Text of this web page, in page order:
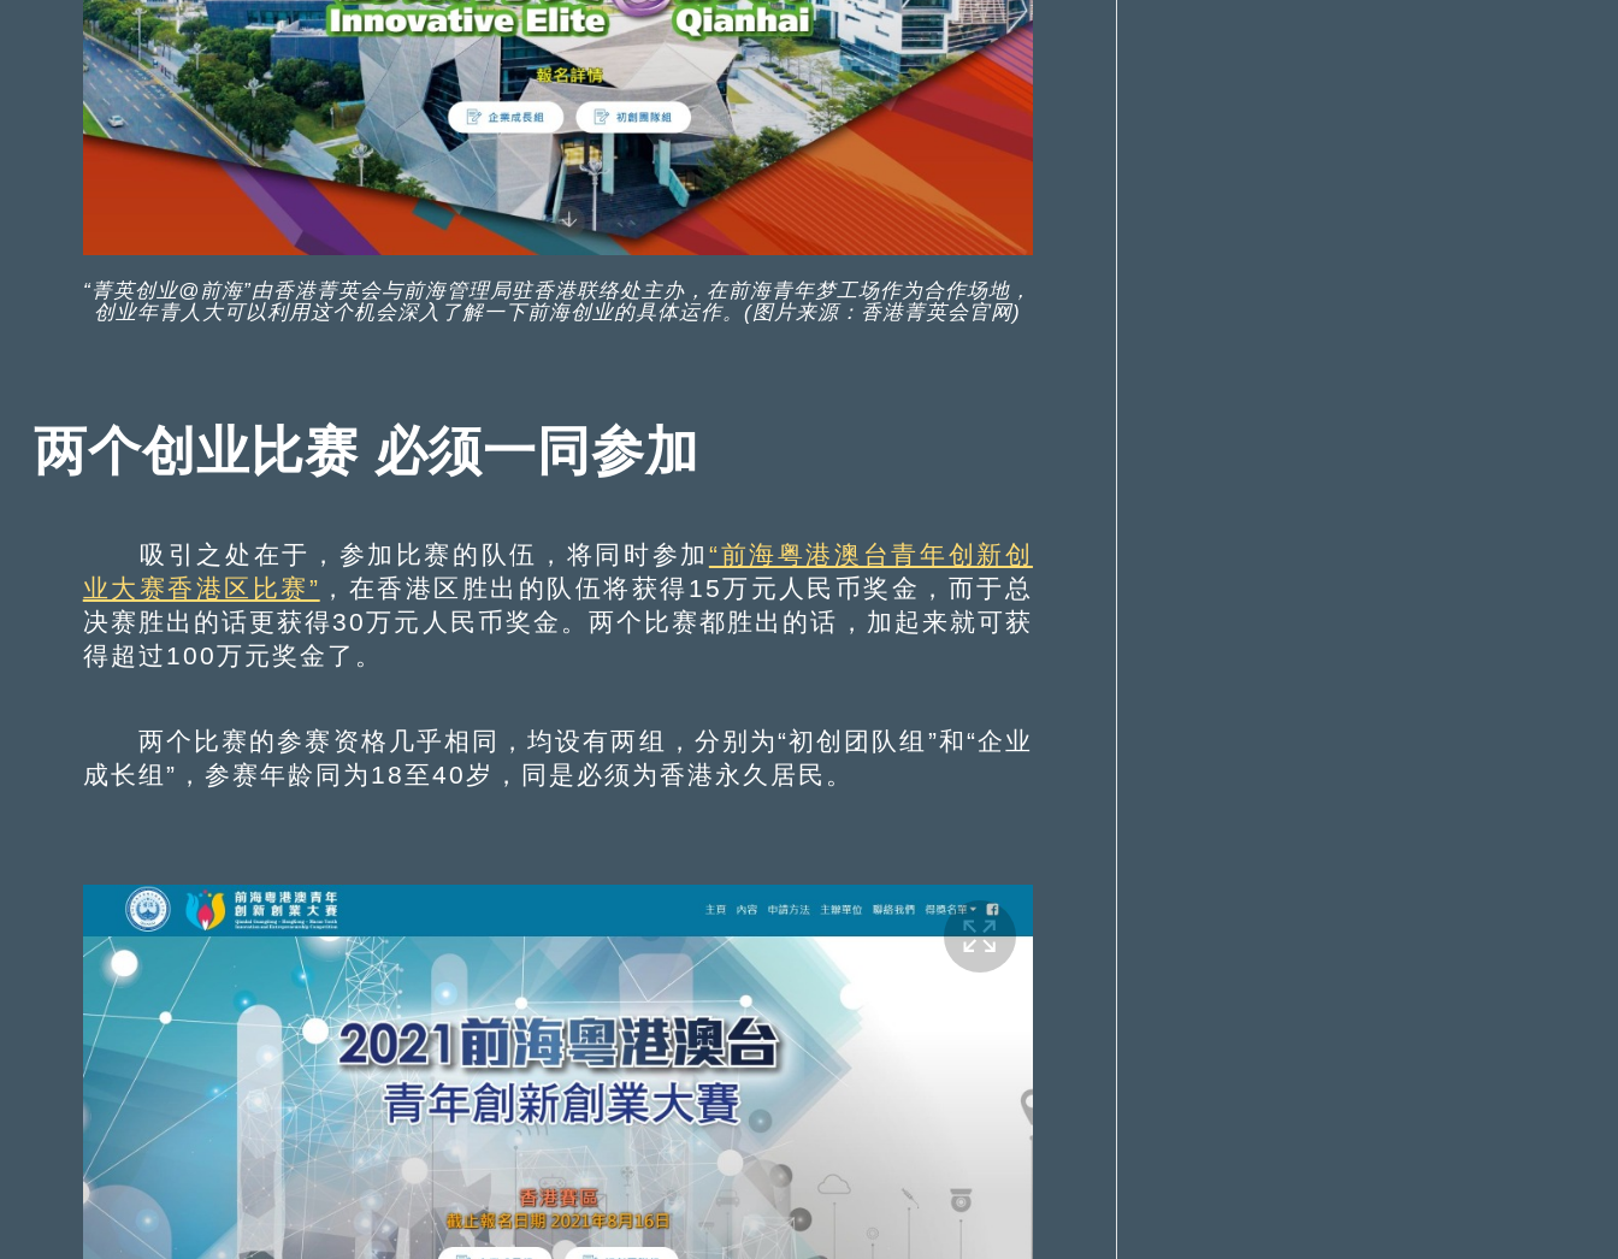
“菁英创业@前海”由香港菁英会与前海管理局驻香港联络处主办，在前海青年梦工场作为合作场地，
创业年青人大可以利用这个机会深入了解一下前海创业的具体运作。(图片来源：香港菁英会官网)
两个创业比赛 必须一同参加
吸引之处在于，参加比赛的队伍，将同时参加 “前海粤港澳台青年创新创
业大赛香港区比赛” ，在香港区胜出的队伍将获得15万元人民币奖金，而于总
决赛胜出的话更获得30万元人民币奖金。两个比赛都胜出的话，加起来就可获
得超过100万元奖金了。
两个比赛的参赛资格几乎相同，均设有两组，分别为“初创团队组”和“企业
成长组”，参赛年龄同为18至40岁，同是必须为香港永久居民。